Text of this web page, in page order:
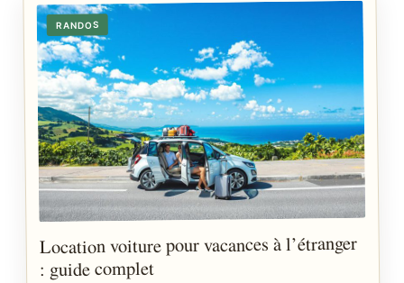
RANDOS
Location voiture pour vacances à l’étranger
: guide complet